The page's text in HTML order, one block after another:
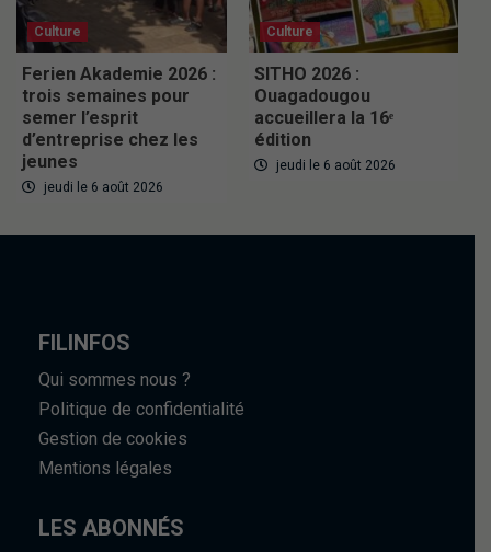
Culture
Ferien Akademie 2026 :
trois semaines pour
semer l’esprit
d’entreprise chez les
jeunes
jeudi le 6 août 2026
Culture
SITHO 2026 :
Ouagadougou
accueillera la 16ᵉ
édition
jeudi le 6 août 2026
FILINFOS
Qui sommes nous ?
Politique de confidentialité
Gestion de cookies
Mentions légales
LES ABONNÉS